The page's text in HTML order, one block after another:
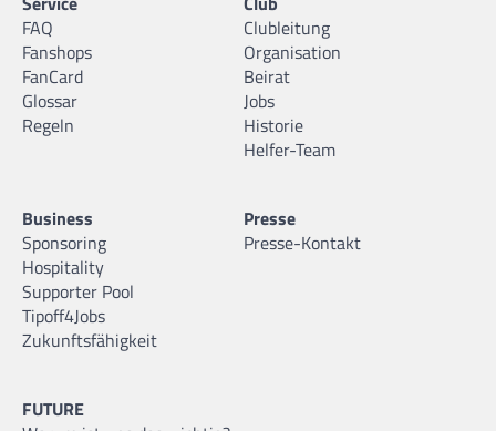
FAQ
Fanshops
FanCard
Glossar
Regeln
Clubleitung
Organisation
Beirat
Jobs
Historie
Helfer-Team
Business
Sponsoring
Hospitality
Supporter Pool
Tipoff4Jobs
Zukunftsfähigkeit
Presse
Presse-Kontakt
FUTURE